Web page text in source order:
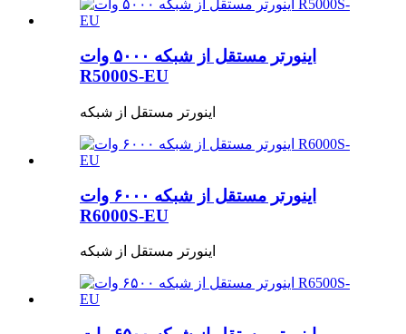
اینورتر مستقل از شبکه ۵۰۰۰ وات
R5000S-EU
اینورتر مستقل از شبکه
اینورتر مستقل از شبکه ۶۰۰۰ وات
R6000S-EU
اینورتر مستقل از شبکه